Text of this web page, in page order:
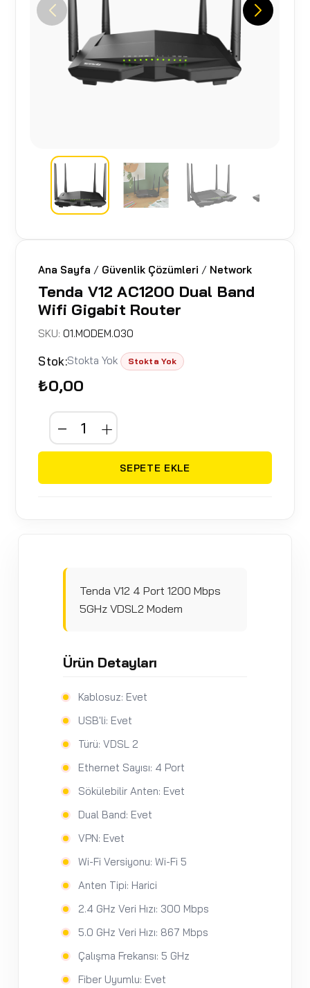
Ana Sayfa / Güvenlik Çözümleri / Network
Tenda V12 AC1200 Dual Band
Wifi Gigabit Router
SKU:01.MODEM.030
Stok:Stokta Yok Stokta Yok
₺0,00
SEPETE EKLE
Tenda V12 4 Port 1200 Mbps
5GHz VDSL2 Modem
Ürün Detayları
Kablosuz: Evet
USB'li: Evet
Türü: VDSL 2
Ethernet Sayısı: 4 Port
Sökülebilir Anten: Evet
Dual Band: Evet
VPN: Evet
Wi-Fi Versiyonu: Wi-Fi 5
Anten Tipi: Harici
2.4 GHz Veri Hızı: 300 Mbps
5.0 GHz Veri Hızı: 867 Mbps
Çalışma Frekansı: 5 GHz
Fiber Uyumlu: Evet